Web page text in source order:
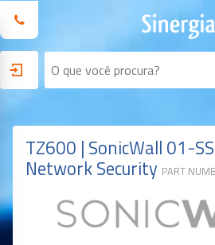
TZ600 | SonicWall 01-
Network Security PART